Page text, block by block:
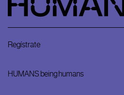
Regístrate
HUMANS being humans